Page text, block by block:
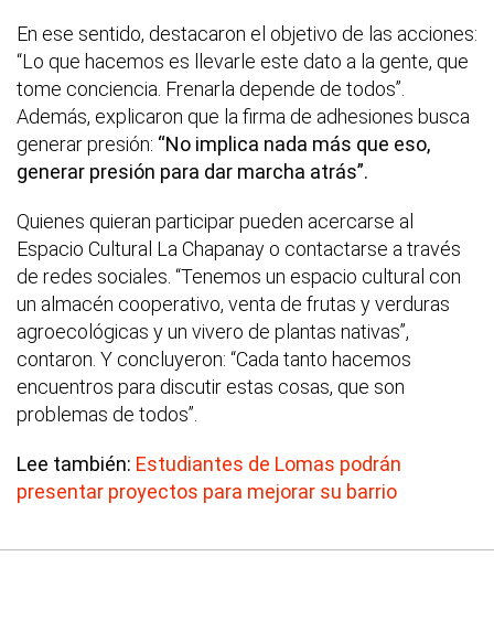
En ese sentido, destacaron el objetivo de las acciones:
“Lo que hacemos es llevarle este dato a la gente, que
tome conciencia. Frenarla depende de todos”.
Además, explicaron que la firma de adhesiones busca
generar presión: “No implica nada más que eso,
generar presión para dar marcha atrás”.
Quienes quieran participar pueden acercarse al
Espacio Cultural La Chapanay o contactarse a través
de redes sociales. “Tenemos un espacio cultural con
un almacén cooperativo, venta de frutas y verduras
agroecológicas y un vivero de plantas nativas”,
contaron. Y concluyeron: “Cada tanto hacemos
encuentros para discutir estas cosas, que son
problemas de todos”.
Lee también: Estudiantes de Lomas podrán
presentar proyectos para mejorar su barrio